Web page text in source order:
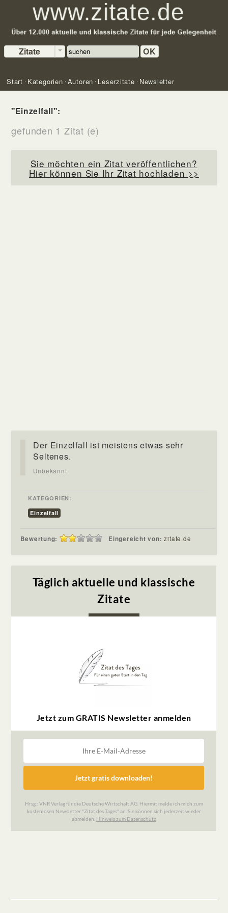
Zitate OK
Start Kategorien Autoren Leserzitate Newsletter
"Einzelfall":
gefunden 1 Zitat (e)
Sie möchten ein Zitat veröffentlichen?
Hier können Sie Ihr Zitat hochladen >>
Der Einzelfall ist meistens etwas sehr
Seltenes.
Unbekannt
KATEGORIEN:
Einzelfall
Bewertung: Eingereicht von:zitate.de